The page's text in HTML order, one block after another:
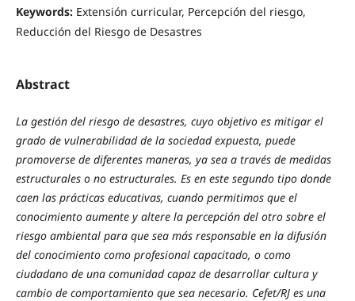
Keywords: Extensión curricular, Percepción del riesgo,
Reducción del Riesgo de Desastres
Abstract
La gestión del riesgo de desastres, cuyo objetivo es mitigar el
grado de vulnerabilidad de la sociedad expuesta, puede
promoverse de diferentes maneras, ya sea a través de medidas
estructurales o no estructurales. Es en este segundo tipo donde
caen las prácticas educativas, cuando permitimos que el
conocimiento aumente y altere la percepción del otro sobre el
riesgo ambiental para que sea más responsable en la difusión
del conocimiento como profesional capacitado, o como
ciudadano de una comunidad capaz de desarrollar cultura y
cambio de comportamiento que sea necesario. Cefet/RJ es una